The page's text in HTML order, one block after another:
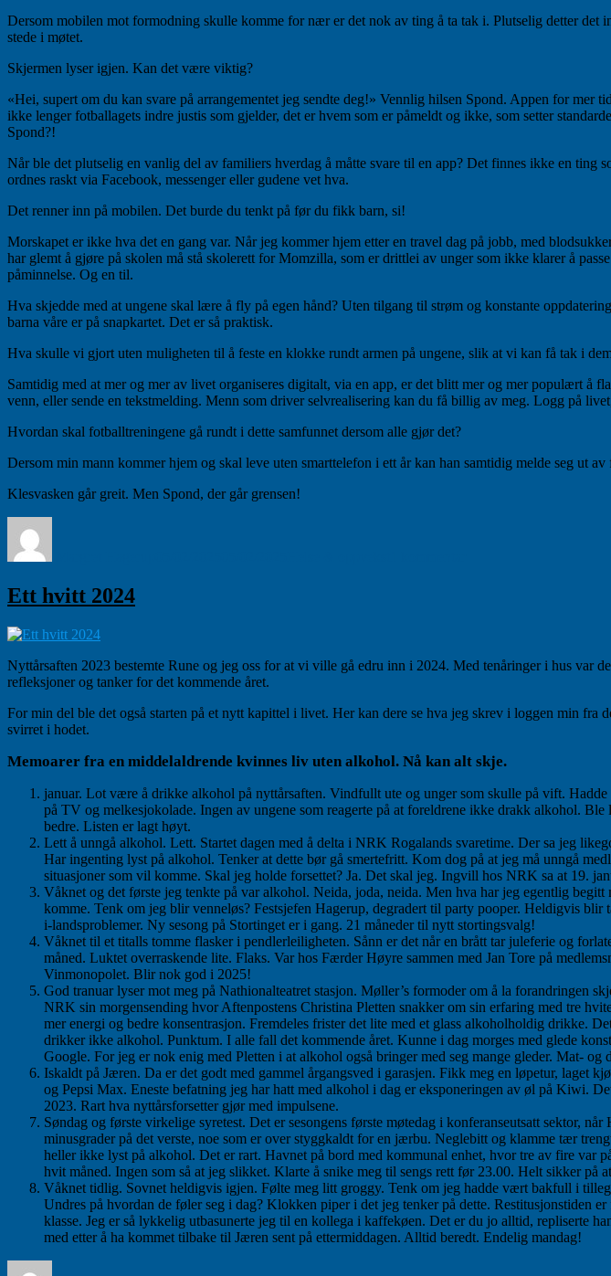
Dersom mobilen mot formodning skulle komme for nær er det nok av ting å ta tak i. Plutselig detter
stede i møtet.
Skjermen lyser igjen. Kan det være viktig?
«Hei, supert om du kan svare på arrangementet jeg sendte deg!» Vennlig hilsen Spond. Appen for
ikke lenger fotballagets indre justis som gjelder, det er hvem som er påmeldt og ikke, som setter
Spond?!
Når ble det plutselig en vanlig del av familiers hverdag å måtte svare til en app? Det finnes ikke en
ordnes raskt via Facebook, messenger eller gudene vet hva.
Det renner inn på mobilen. Det burde du tenkt på før du fikk barn, si!
Morskapet er ikke hva det en gang var. Når jeg kommer hjem etter en travel dag på jobb, med
har glemt å gjøre på skolen må stå skolerett for Momzilla, som er drittlei av unger som ikke klarer å
påminnelse. Og en til.
Hva skjedde med at ungene skal lære å fly på egen hånd? Uten tilgang til strøm og konstante
barna våre er på snapkartet. Det er så praktisk.
Hva skulle vi gjort uten muligheten til å feste en klokke rundt armen på ungene, slik at vi kan få tak i
Samtidig med at mer og mer av livet organiseres digitalt, via en app, er det blitt mer og mer populært å
venn, eller sende en tekstmelding. Menn som driver selvrealisering kan du få billig av meg. Logg på
Hvordan skal fotballtreningene gå rundt i dette samfunnet dersom alle gjør det?
Dersom min mann kommer hjem og skal leve uten smarttelefon i ett år kan han samtidig melde seg ut
Klesvasken går greit. Men Spond, der går grensen!
Ett hvitt 2024
Nyttårsaften 2023 bestemte Rune og jeg oss for at vi ville gå edru inn i 2024. Med tenåringer i hus var
refleksjoner og tanker for det kommende året.
For min del ble det også starten på et nytt kapittel i livet. Her kan dere se hva jeg skrev i loggen min fra
svirret i hodet.
Memoarer fra en middelaldrende kvinnes liv uten alkohol. Nå kan alt skje.
januar. Lot være å drikke alkohol på nyttårsaften. Vindfullt ute og unger som skulle på vift.
på TV og melkesjokolade. Ingen av ungene som reagerte på at foreldrene ikke drakk alkohol.
bedre. Listen er lagt høyt.
Lett å unngå alkohol. Lett. Startet dagen med å delta i NRK Rogalands svaretime. Der sa jeg
Har ingenting lyst på alkohol. Tenker at dette bør gå smertefritt. Kom dog på at jeg må unngå
situasjoner som vil komme. Skal jeg holde forsettet? Ja. Det skal jeg. Ingvill hos NRK sa at 19.
Våknet og det første jeg tenkte på var alkohol. Neida, joda, neida. Men hva har jeg egentlig
komme. Tenk om jeg blir venneløs? Festsjefen Hagerup, degradert til party pooper. Heldigvis
i-landsproblemer. Ny sesong på Stortinget er i gang. 21 måneder til nytt stortingsvalg!
Våknet til et titalls tomme flasker i pendlerleiligheten. Sånn er det når en brått tar juleferie og
måned. Luktet overraskende lite. Flaks. Var hos Færder Høyre sammen med Jan Tore på
Vinmonopolet. Blir nok god i 2025!
God tranuar lyser mot meg på Nathionalteatret stasjon. Møller’s formoder om å la forandringen
NRK sin morgensending hvor Aftenpostens Christina Pletten snakker om sin erfaring med tre
mer energi og bedre konsentrasjon. Fremdeles frister det lite med et glass alkoholholdig drikke.
drikker ikke alkohol. Punktum. I alle fall det kommende året. Kunne i dag morges med glede
Google. For jeg er nok enig med Pletten i at alkohol også bringer med seg mange gleder. Mat-
Iskaldt på Jæren. Da er det godt med gammel årgangsved i garasjen. Fikk meg en løpetur, laget
og Pepsi Max. Eneste befatning jeg har hatt med alkohol i dag er eksponeringen av øl på Kiwi.
2023. Rart hva nyttårsforsetter gjør med impulsene.
Søndag og første virkelige syretest. Det er sesongens første møtedag i konferanseutsatt sektor,
minusgrader på det verste, noe som er over styggkaldt for en jærbu. Neglebitt og klamme tær
heller ikke lyst på alkohol. Det er rart. Havnet på bord med kommunal enhet, hvor tre av fire var
hvit måned. Ingen som så at jeg slikket. Klarte å snike meg til sengs rett før 23.00. Helt sikker på
Våknet tidlig. Sovnet heldigvis igjen. Følte meg litt groggy. Tenk om jeg hadde vært bakfull i
Undres på hvordan de føler seg i dag? Klokken piper i det jeg tenker på dette. Restitusjonstiden
klasse. Jeg er så lykkelig utbasunerte jeg til en kollega i kaffekøen. Det er du jo alltid, repliserte
med etter å ha kommet tilbake til Jæren sent på ettermiddagen. Alltid beredt. Endelig mandag!